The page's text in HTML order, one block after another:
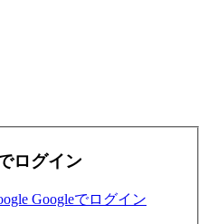
ログイン
Googleでログイン